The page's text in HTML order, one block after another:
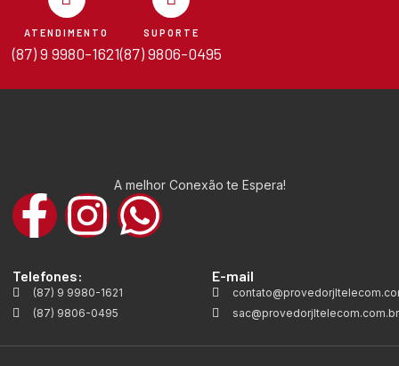
ATENDIMENTO
(87) 9 9980-1621
SUPORTE
(87) 9806-0495
A melhor Conexão te Espera!
Telefones:
(87) 9 9980-1621
(87) 9806-0495
E-mail
sac@provedorjltelecom.com.br